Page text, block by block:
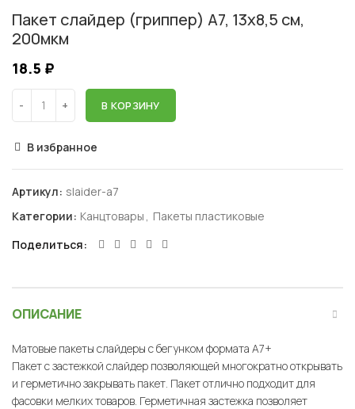
Пакет слайдер (гриппер) А7, 13х8,5 см,
200мкм
18.5 ₽
В КОРЗИНУ
В избранное
Артикул: slaider-a7
Категории: Канцтовары , Пакеты пластиковые
Поделиться
ОПИСАНИЕ
Матовые пакеты слайдеры с бегунком формата А7+
Пакет с застежкой слайдер позволяющей многократно открывать
и герметично закрывать пакет. Пакет отлично подходит для
фасовки мелких товаров. Герметичная застежка позволяет